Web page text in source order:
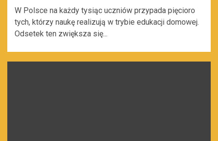
W Polsce na każdy tysiąc uczniów przypada pięcioro
tych, którzy naukę realizują w trybie edukacji domowej.
Odsetek ten zwiększa się...